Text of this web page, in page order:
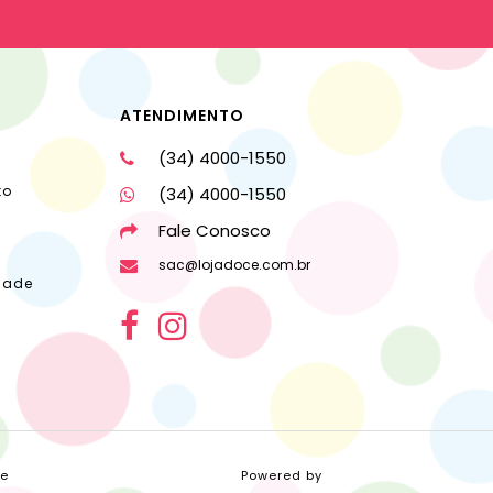
ATENDIMENTO
(34) 4000-1550
(34) 4000-1550
Fale Conosco
sac@lojadoce.com.br
Powered by